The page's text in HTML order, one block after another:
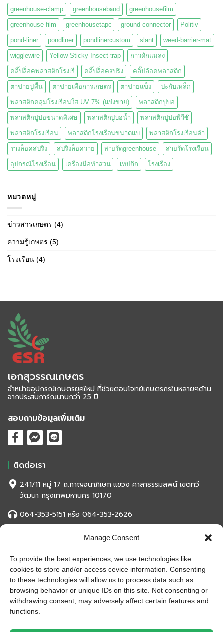
Manage Consent
To provide the best experiences, we use technologies like
cookies to store and/or access device information. Consenting
to these technologies will allow us to process data such as
browsing behavior or unique IDs on this site. Not consenting or
withdrawing consent, may adversely affect certain features and
functions.
greenhouse-clamp greenhouseband greenhousefilm
greenhouse film greenhousetape ground connector Politiv
pond-liner pondliner pondlinercustom slant weed-barrier-mat
wigglewire Yellow-Sticky-Insect-trap กาวดักแมลง
คลิ๊ปล็อคพลาสติกโรงเรื คลิ๊ปล็อคสปริง คลิ๊ปล้อคพลาสติก
ตาข่ายปูพื้น ตาข่ายเพื่อการเกษตร ตาข่ายแข็ง ปะกับเหล็ก
พลาสติกคลุมโรงเรือนใส UV 7% (แบ่งขาย) พลาสติกปูบ่อ
พลาสติกปูบ่อขนาดพิเศษ พลาสติกปูบ่อน้ำ พลาสติกปูบ่อพีวีซ๊
พลาสติกโรงเรือน พลาสติกโรงเรือนขนาดแบ่ พลาสติกโรงเรือนดำ
รางล็อคสปริง สปริงล็อควาย สายรัดgreenhouse สายรัดโรงเรือน
อุปกรณ์โรงเรือน เครื่องมือทำสวน เทปถึก โรงเรือง
หมวดหมู่
ข่าวสารเกษตร (4)
ความรู้เกษตร (5)
โรงเรือน (4)
เอกสุวรรณเกษตร
จำหน่ายอุปกรณ์เกษตรยุคใหม่ ที่ช่วยตอบโจทย์เกษตรกรในหลายๆด้าน
จากประสบการ์ณนานกว่า 25 ปี
สอบถามข้อมูลเพิ่มเติม
ติดต่อเรา
241/11 หมู่ 17 ถ.กาญจนาภิเษก แขวง ศาลาธรรมสพน์ เขตทวี
วัฒนา กรุงเทพมหานคร 10170
064-353-5151 หรือ 064-353-2626
eksuwanased2001@gmail.com
สถิติของเว็บไซต์
หน้าที่เข้าชม
993,817 ครั้ง
ผู้ชมทั้งหมด
993,817 ครั้ง
เปิดบริษัท
10 ก.ค. 2527
เปิดร้านออนไลน์